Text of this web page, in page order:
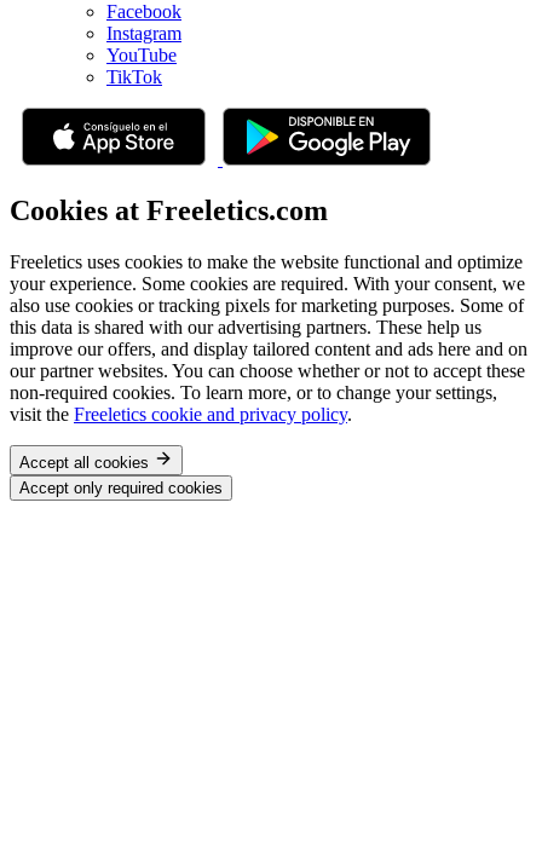
Facebook
Instagram
YouTube
TikTok
Cookies at Freeletics.com
Freeletics uses cookies to make the website functional and optimize
your experience. Some cookies are required. With your consent, we
also use cookies or tracking pixels for marketing purposes. Some of
this data is shared with our advertising partners. These help us
improve our offers, and display tailored content and ads here and on
our partner websites. You can choose whether or not to accept these
non-required cookies. To learn more, or to change your settings,
visit the Freeletics cookie and privacy policy.
Accept all cookies
Accept only required cookies